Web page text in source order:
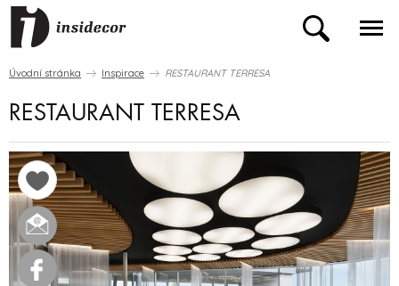
Úvodní stránka Inspirace RESTAURANT TERRESA
RESTAURANT TERRESA